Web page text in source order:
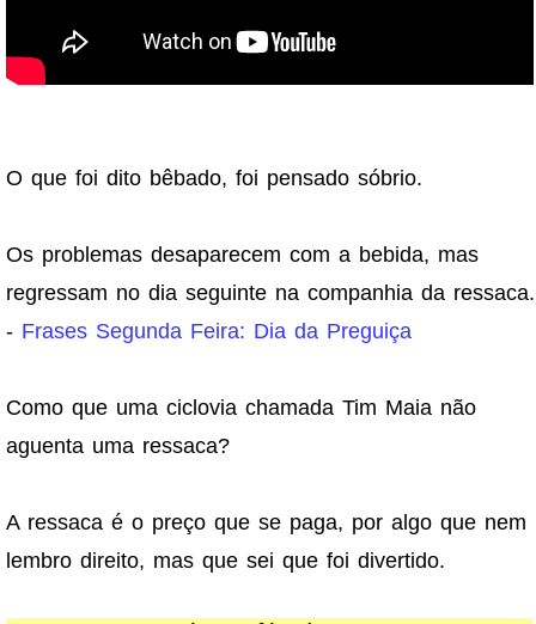
O que foi dito bêbado, foi pensado sóbrio.
Os problemas desaparecem com a bebida, mas
regressam no dia seguinte na companhia da ressaca.
- Frases Segunda Feira: Dia da Preguiça
Como que uma ciclovia chamada Tim Maia não
aguenta uma ressaca?
A ressaca é o preço que se paga, por algo que nem
lembro direito, mas que sei que foi divertido.